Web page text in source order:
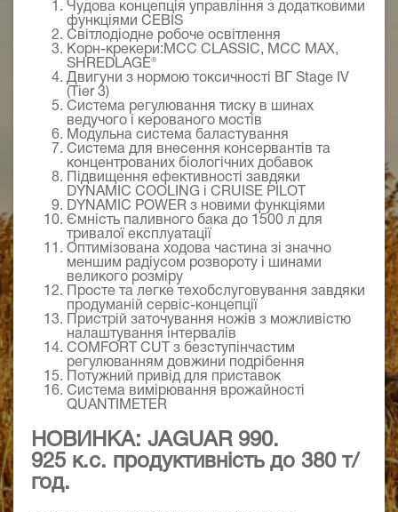
Чудова концепція управління з додатковими
функціями CEBIS
Світлодіодне робоче освітлення
Корн-крекери:MCC CLASSIC, MCC MAX,
SHREDLAGE®
Двигуни з нормою токсичності ВГ Stage IV
( Tier3)
Система регулювання тиску в шинах
ведучого і керованого мостів
Модульна система баластування
Система для внесення консервантів та
концентрованих біологічних добавок
Підвищення ефективності завдяки
DYNAMIC COOLING і CRUISE PILOT
DYNAMIC POWER з новими функціями
Ємність паливного бака до 1500 л для
тривалої експлуатації
Оптимізована ходова частина зі значно
меншим радіусом розвороту і шинами
великого розміру
Просте та легке техобслуговування завдяки
продуманій сервіс-концепції
Пристрій заточування ножів з можливістю
налаштування інтервалів
COMFORT CUT з безступінчастим
регулюванням довжини подрібення
Потужний привід для приставок
Система вимірювання врожайності
QUANTIMETER
НОВИНКА: JAGUAR 990.
925 к.с. продуктивність до 380 т/
год.